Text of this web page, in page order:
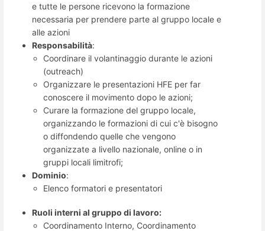
e tutte le persone ricevono la formazione
necessaria per prendere parte al gruppo locale e
alle azioni
Responsabilità:
Coordinare il volantinaggio durante le azioni
(outreach)
Organizzare le presentazioni HFE per far
conoscere il movimento dopo le azioni;
Curare la formazione del gruppo locale,
organizzando le formazioni di cui c'è bisogno
o diffondendo quelle che vengono
organizzate a livello nazionale, online o in
gruppi locali limitrofi;
Dominio:
Elenco formatori e presentatori
Ruoli interni al gruppo di lavoro:
Coordinamento Interno, Coordinamento